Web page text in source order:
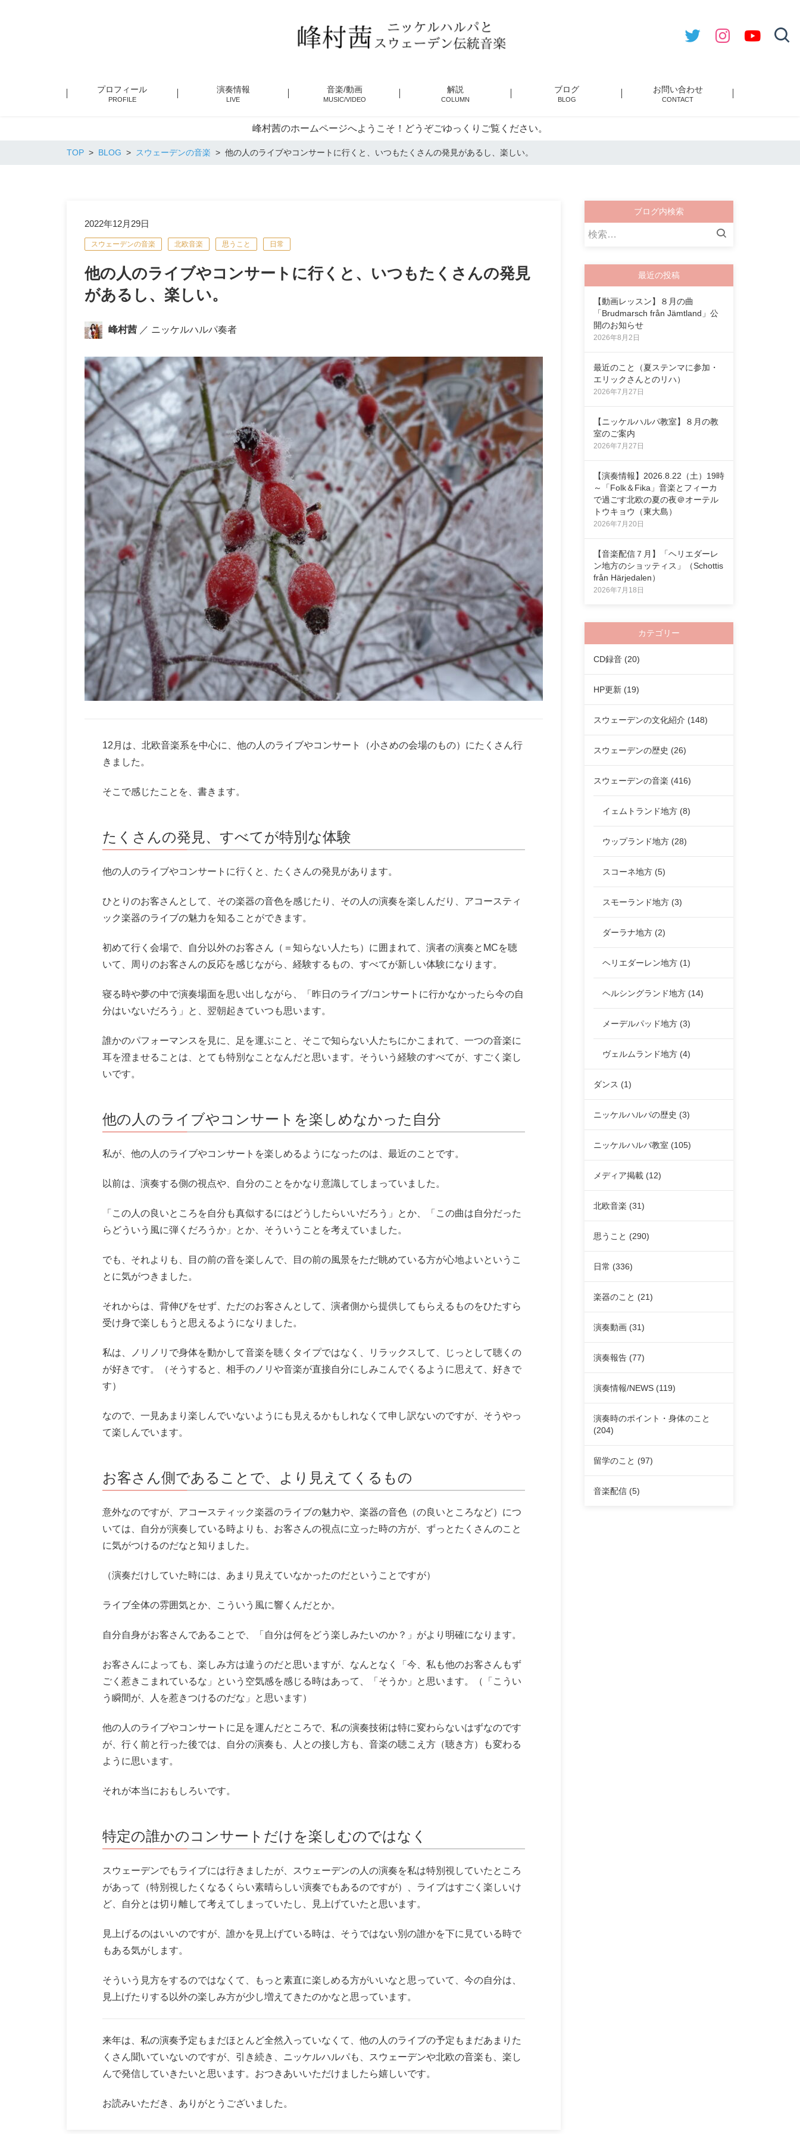
プロフィール
PROFILE
演奏情報
LIVE
音楽/動画
MUSIC/VIDEO
解説
COLUMN
ブログ
BLOG
お問い合わせ
CONTACT
峰村茜のホームページへようこそ！どうぞごゆっくりご覧ください。
TOP BLOG スウェーデンの音楽 他の人のライブやコンサートに行くと、いつもたくさんの発見があるし、楽しい。
2022年12月29日
スウェーデンの音楽 北欧音楽 思うこと 日常
他の人のライブやコンサートに行くと、いつもたくさんの発見
があるし、楽しい。
峰村茜 ／ ニッケルハルパ奏者
12月は、北欧音楽系を中心に、他の人のライブやコンサート（小さめの会場のもの）にたくさん行
きました。
そこで感じたことを、書きます。
たくさんの発見、すべてが特別な体験
他の人のライブやコンサートに行くと、たくさんの発見があります。
ひとりのお客さんとして、その楽器の音色を感じたり、その人の演奏を楽しんだり、アコースティ
ック楽器のライブの魅力を知ることができます。
初めて行く会場で、自分以外のお客さん（＝知らない人たち）に囲まれて、演者の演奏とMCを聴
いて、周りのお客さんの反応を感じながら、経験するもの、すべてが新しい体験になります。
寝る時や夢の中で演奏場面を思い出しながら、「昨日のライブ/コンサートに行かなかったら今の自
分はいないだろう」と、翌朝起きていつも思います。
誰かのパフォーマンスを見に、足を運ぶこと、そこで知らない人たちにかこまれて、一つの音楽に
耳を澄ませることは、とても特別なことなんだと思います。そういう経験のすべてが、すごく楽し
いです。
他の人のライブやコンサートを楽しめなかった自分
私が、他の人のライブやコンサートを楽しめるようになったのは、最近のことです。
以前は、演奏する側の視点や、自分のことをかなり意識してしまっていました。
「この人の良いところを自分も真似するにはどうしたらいいだろう」とか、「この曲は自分だった
らどういう風に弾くだろうか」とか、そういうことを考えていました。
でも、それよりも、目の前の音を楽しんで、目の前の風景をただ眺めている方が心地よいというこ
とに気がつきました。
それからは、背伸びをせず、ただのお客さんとして、演者側から提供してもらえるものをひたすら
受け身で楽しもうと思えるようになりました。
私は、ノリノリで身体を動かして音楽を聴くタイプではなく、リラックスして、じっとして聴くの
が好きです。（そうすると、相手のノリや音楽が直接自分にしみこんでくるように思えて、好きで
す）
なので、一見あまり楽しんでいないようにも見えるかもしれなくて申し訳ないのですが、そうやっ
て楽しんでいます。
お客さん側であることで、より見えてくるもの
意外なのですが、アコースティック楽器のライブの魅力や、楽器の音色（の良いところなど）につ
いては、自分が演奏している時よりも、お客さんの視点に立った時の方が、ずっとたくさんのこと
に気がつけるのだなと知りました。
（演奏だけしていた時には、あまり見えていなかったのだということですが）
ライブ全体の雰囲気とか、こういう風に響くんだとか。
自分自身がお客さんであることで、「自分は何をどう楽しみたいのか？」がより明確になります。
お客さんによっても、楽しみ方は違うのだと思いますが、なんとなく「今、私も他のお客さんもず
ごく惹きこまれているな」という空気感を感じる時はあって、「そうか」と思います。（「こうい
う瞬間が、人を惹きつけるのだな」と思います）
他の人のライブやコンサートに足を運んだところで、私の演奏技術は特に変わらないはずなのです
が、行く前と行った後では、自分の演奏も、人との接し方も、音楽の聴こえ方（聴き方）も変わる
ように思います。
それが本当におもしろいです。
特定の誰かのコンサートだけを楽しむのではなく
スウェーデンでもライブには行きましたが、スウェーデンの人の演奏を私は特別視していたところ
があって（特別視したくなるくらい素晴らしい演奏でもあるのですが）、ライブはすごく楽しいけ
ど、自分とは切り離して考えてしまっていたし、見上げていたと思います。
見上げるのはいいのですが、誰かを見上げている時は、そうではない別の誰かを下に見ている時で
もある気がします。
そういう見方をするのではなくて、もっと素直に楽しめる方がいいなと思っていて、今の自分は、
見上げたりする以外の楽しみ方が少し増えてきたのかなと思っています。
来年は、私の演奏予定もまだほとんど全然入っていなくて、他の人のライブの予定もまだあまりた
くさん聞いていないのですが、引き続き、ニッケルハルパも、スウェーデンや北欧の音楽も、楽し
んで発信していきたいと思います。おつきあいいただけましたら嬉しいです。
お読みいただき、ありがとうございました。
ブログ内検索
検
最近の投稿
【動画レッスン】８月の曲
「Brudmarsch från Jämtland」公
開のお知らせ
2026年8月2日
最近のこと（夏ステンマに参加・
エリックさんとのリハ）
2026年7月27日
【ニッケルハルパ教室】８月の教
室のご案内
2026年7月27日
【演奏情報】2026.8.22（土）19時
～「Folk＆Fika」音楽とフィーカ
で過ごす北欧の夏の夜＠オーテル
トウキョウ（東大島）
2026年7月20日
【音楽配信７月】「ヘリエダーレ
ン地方のショッティス」（Schottis
från Härjedalen）
2026年7月18日
カテゴリー
CD録音 (20)
HP更新 (19)
スウェーデンの文化紹介 (148)
スウェーデンの歴史 (26)
スウェーデンの音楽 (416)
イェムトランド地方 (8)
ウップランド地方 (28)
スコーネ地方 (5)
スモーランド地方 (3)
ダーラナ地方 (2)
ヘリエダーレン地方 (1)
ヘルシングランド地方 (14)
メーデルパッド地方 (3)
ヴェルムランド地方 (4)
ダンス (1)
ニッケルハルパの歴史 (3)
ニッケルハルパ教室 (105)
メディア掲載 (12)
北欧音楽 (31)
思うこと (290)
日常 (336)
楽器のこと (21)
演奏動画 (31)
演奏報告 (77)
演奏情報/NEWS (119)
演奏時のポイント・身体のこと
(204)
留学のこと (97)
音楽配信 (5)